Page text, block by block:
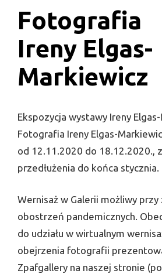
Fotografia
Ireny Elgas-
Markiewicz
Ekspozycja wystawy Ireny
Fotografia Ireny Elgas-
od 12.11.2020 do 18.12.2020.,
przedłużenia do końca stycznia.
Wernisaż w Galerii możliwy przy
obostrzeń pandemicznych.
do udziału w wirtualnym
obejrzenia fotografii
Zpafgallery na naszej stronie